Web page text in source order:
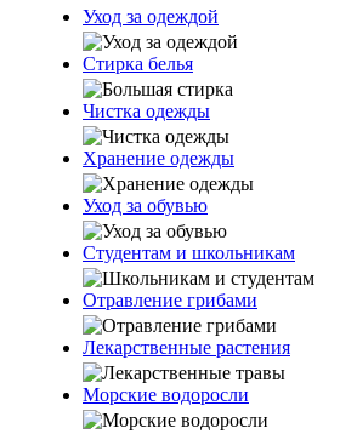
Уход за одеждой
Стирка белья
Чистка одежды
Хранение одежды
Уход за обувью
Студентам и школьникам
Отравление грибами
Лекарственные растения
Морские водоросли